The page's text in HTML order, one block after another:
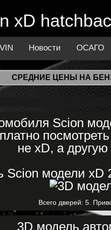
xD
Новости ОСАГО
СРЕДНИЕ ЦЕНЫ НА
Scion
не xD, а
Всего дверей: 5.
3D модель